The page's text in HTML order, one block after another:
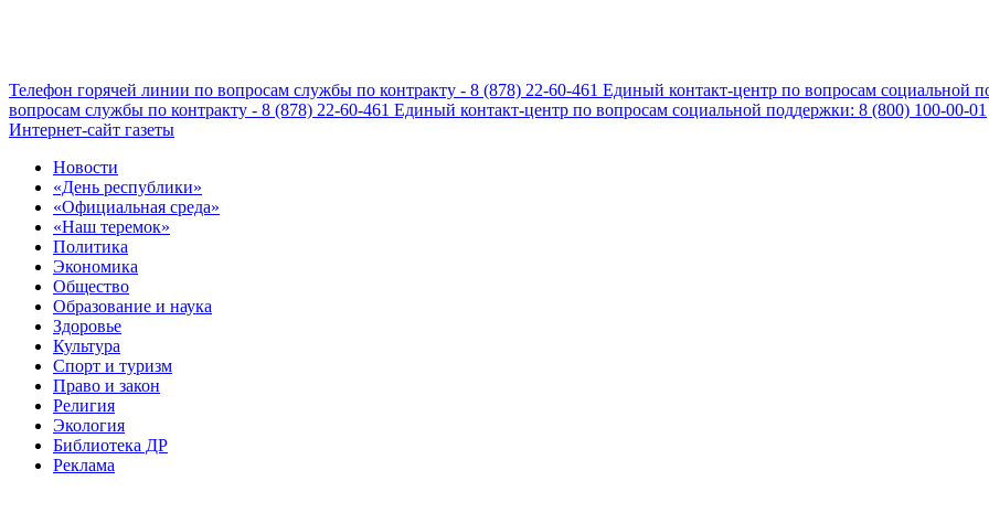
Телефон горячей линии по вопросам службы по контракту - 8 (878) 22-60-461 Единый контакт-центр по вопросам социальной
вопросам службы по контракту - 8 (878) 22-60-461 Единый контакт-центр по вопросам социальной поддержки: 8 (800) 100-00-01
Интернет-сайт газеты
Новости
«День республики»
«Официальная среда»
«Наш теремок»
Политика
Экономика
Общество
Образование и наука
Здоровье
Культура
Спорт и туризм
Право и закон
Религия
Экология
Библиотека ДР
Реклама